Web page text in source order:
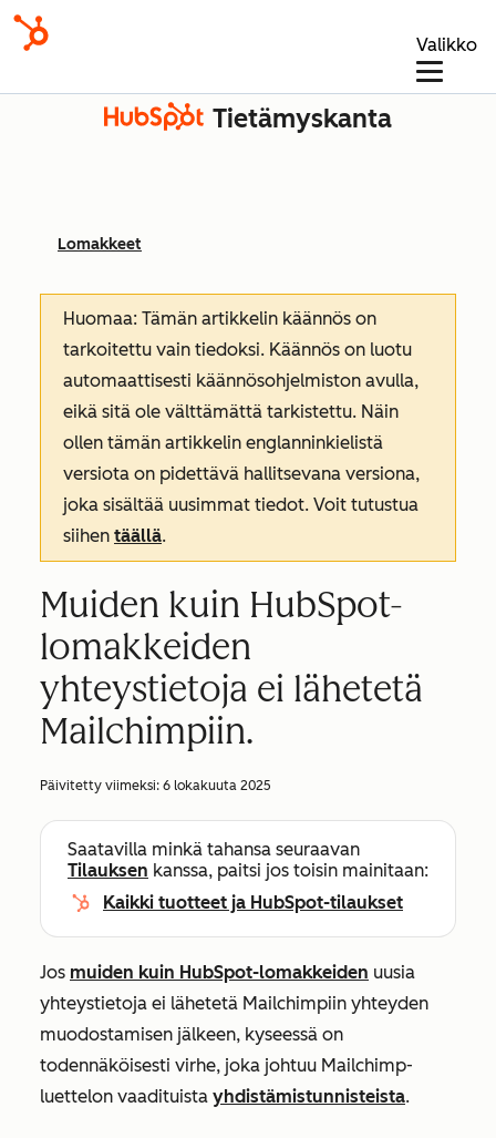
Valikko
Tietämyskanta
Lomakkeet
Huomaa: Tämän artikkelin käännös on
tarkoitettu vain tiedoksi. Käännös on luotu
automaattisesti käännösohjelmiston avulla,
eikä sitä ole välttämättä tarkistettu. Näin
ollen tämän artikkelin englanninkielistä
versiota on pidettävä hallitsevana versiona,
joka sisältää uusimmat tiedot. Voit tutustua
siihen täällä.
Muiden kuin HubSpot-
lomakkeiden
yhteystietoja ei lähetetä
Mailchimpiin.
Päivitetty viimeksi: 6 lokakuuta 2025
Saatavilla minkä tahansa seuraavan
Tilauksen kanssa, paitsi jos toisin mainitaan:
Kaikki tuotteet ja HubSpot-tilaukset
Jos muiden kuin HubSpot-lomakkeiden uusia
yhteystietoja ei lähetetä Mailchimpiin yhteyden
muodostamisen jälkeen, kyseessä on
todennäköisesti virhe, joka johtuu Mailchimp-
luettelon vaadituista yhdistämistunnisteista.